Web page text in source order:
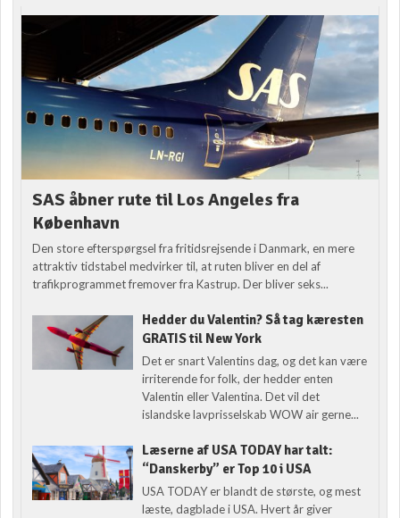
SAS åbner rute til Los Angeles fra
København
Den store efterspørgsel fra fritidsrejsende i Danmark, en mere
attraktiv tidstabel medvirker til, at ruten bliver en del af
trafikprogrammet fremover fra Kastrup. Der bliver seks...
Hedder du Valentin? Så tag kæresten
GRATIS til New York
Det er snart Valentins dag, og det kan være
irriterende for folk, der hedder enten
Valentin eller Valentina. Det vil det
islandske lavprisselskab WOW air gerne...
Læserne af USA TODAY har talt:
“Danskerby” er Top 10 i USA
USA TODAY er blandt de største, og mest
læste, dagblade i USA. Hvert år giver